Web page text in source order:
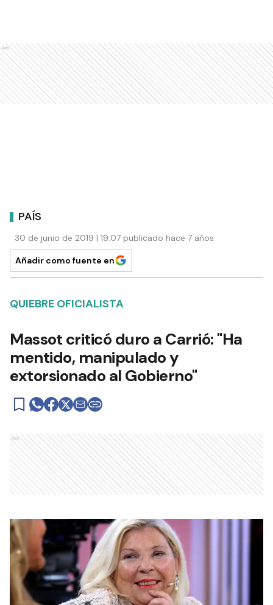
Ads
PAÍS
30 de junio de 2019 | 19:07 publicado hace 7 años
Añadir como fuente en
QUIEBRE OFICIALISTA
Massot criticó duro a Carrió: "Ha
mentido, manipulado y
extorsionado al Gobierno"
Ads